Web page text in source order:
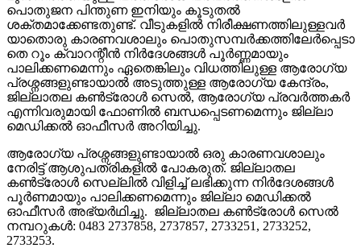
പൊതുജന പിന്തുണ ഇനിയും കൂടുതല്‍
ശക്തമാക്കേണ്ടതുണ്ട്. വീടുകളില്‍ നിരീക്ഷണത്തിലുള്ളവര്‍
യാതൊരു കാരണവശാലും പൊതുസമ്പര്‍ക്കത്തിലേര്‍പ്പെടാ
തെ റൂം ക്വാറന്റീന്‍ നിര്‍ദേശങ്ങള്‍ പൂര്‍ണ്ണമായും
പാലിക്കണമെന്നും ഏതെങ്കിലും വിധത്തിലുള്ള ആരോഗ്യ
പ്രശ്നങ്ങളുണ്ടായാല്‍ അടുത്തുള്ള ആരോഗ്യ കേന്ദ്രം,
ജില്ലാതല കണ്‍ട്രോള്‍ സെല്‍, ആരോഗ്യ പ്രവര്‍ത്തകര്‍
എന്നിവരുമായി ഫോണില്‍ ബന്ധപ്പെടണമെന്നും ജില്ലാ
മെഡിക്കല്‍ ഓഫീസര്‍ അറിയിച്ചു.
ആരോഗ്യ പ്രശ്നങ്ങളുണ്ടായാല്‍ ഒരു കാരണവശാലും
നേരിട്ട് ആശുപത്രികളില്‍ പോകരുത്. ജില്ലാതല
കണ്‍ട്രോള്‍ സെല്ലില്‍ വിളിച്ച് ലഭിക്കുന്ന നിര്‍ദേശങ്ങള്‍
പൂര്‍ണമായും പാലിക്കണമെന്നും ജില്ലാ മെഡിക്കല്‍
ഓഫീസര്‍ അഭ്യര്‍ഥിച്ചു. ജില്ലാതല കണ്‍ട്രോള്‍ സെല്‍
നമ്പറുകള്‍: 0483 2737858, 2737857, 2733251, 2733252,
2733253.